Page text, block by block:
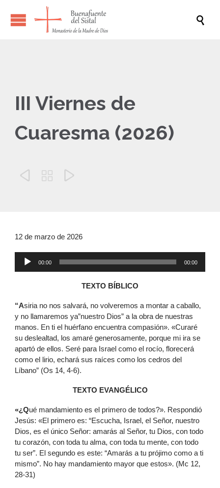

III Viernes de
Cuaresma (2026)
  
12 de marzo de 2026
00:00 00:00
TEXTO BÍBLICO
“Asiria no nos salvará, no volveremos a montar a caballo,
y no llamaremos ya”nuestro Dios” a la obra de nuestras
manos. En ti el huérfano encuentra compasión». «Curaré
su deslealtad, los amaré generosamente, porque mi ira se
apartó de ellos. Seré para Israel como el rocío, florecerá
como el lirio, echará sus raíces como los cedros del
Líbano” (Os 14, 4-6).
TEXTO EVANGÉLICO
«¿Qué mandamiento es el primero de todos?». Respondió
Jesús: «El primero es: “Escucha, Israel, el Señor, nuestro
Dios, es el único Señor: amarás al Señor, tu Dios, con todo
tu corazón, con toda tu alma, con toda tu mente, con todo
tu ser”. El segundo es este: “Amarás a tu prójimo como a ti
mismo”. No hay mandamiento mayor que estos». (Mc 12,
28-31)